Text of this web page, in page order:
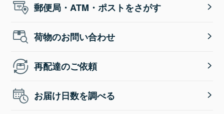
郵便局・ATM・ポストをさがす
荷物のお問い合わせ
再配達のご依頼
お届け日数を調べる